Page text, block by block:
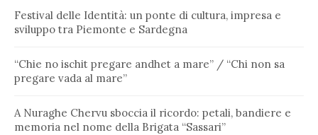
Festival delle Identità: un ponte di cultura, impresa e
sviluppo tra Piemonte e Sardegna
“Chie no ischit pregare andhet a mare” / “Chi non sa
pregare vada al mare”
A Nuraghe Chervu sboccia il ricordo: petali, bandiere e
memoria nel nome della Brigata “Sassari”